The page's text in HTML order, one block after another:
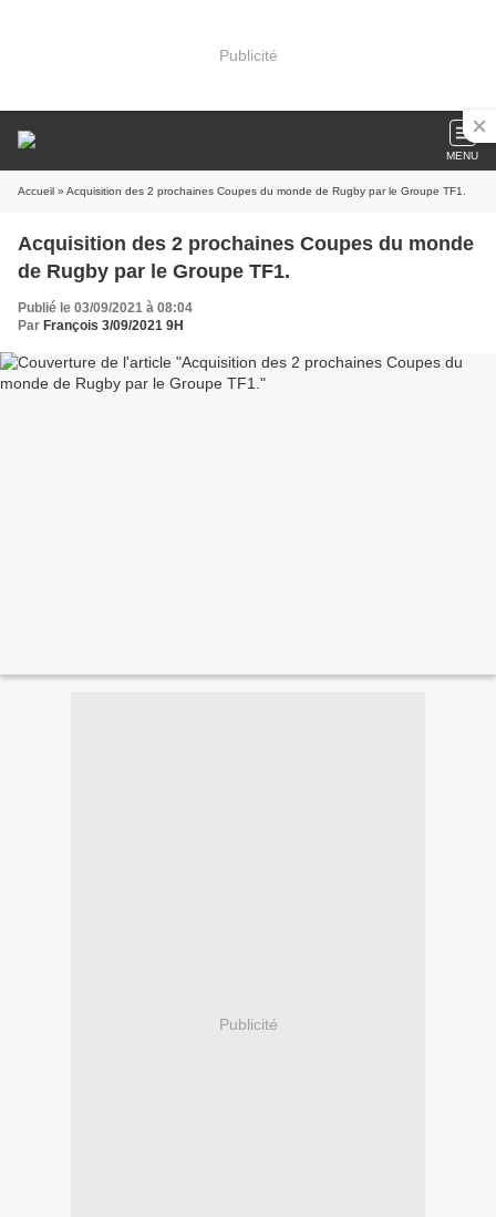
Publicité
MENU
Accueil » Acquisition des 2 prochaines Coupes du monde de Rugby par le Groupe TF1.
Acquisition des 2 prochaines Coupes du monde
de Rugby par le Groupe TF1.
Publié le 03/09/2021 à 08:04
Par François 3/09/2021 9H
Publicité